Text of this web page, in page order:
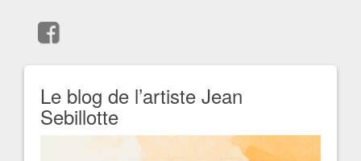
Le blog de l’artiste Jean
Sebillotte